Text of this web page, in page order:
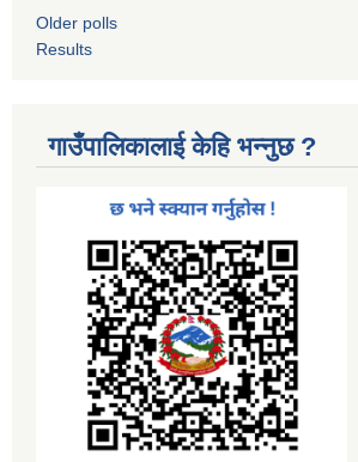
Older polls
Results
गाउँपालिकालाई केहि भन्नुछ ?